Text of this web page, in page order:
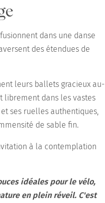
dans une danse
des étendues de
leurs ballets gracieux au-
librement dans les vastes
ses ruelles authentiques,
de sable fin.
à la contemplation
idéales pour le vélo,
en plein réveil. C'est